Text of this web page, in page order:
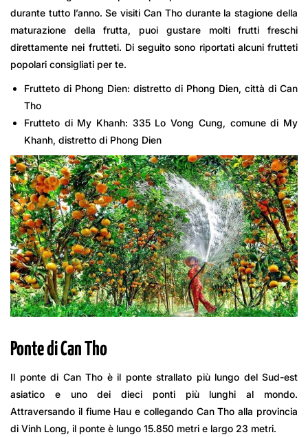
durante tutto l’anno. Se visiti Can Tho durante la stagione della
maturazione della frutta, puoi gustare molti frutti freschi
direttamente nei frutteti. Di seguito sono riportati alcuni frutteti
popolari consigliati per te.
Frutteto di Phong Dien: distretto di Phong Dien, città di Can
Tho
Frutteto di My Khanh: 335 Lo Vong Cung, comune di My
Khanh, distretto di Phong Dien
Ponte di Can Tho
Il ponte di Can Tho è il ponte strallato più lungo del Sud-est
asiatico e uno dei dieci ponti più lunghi al mondo.
Attraversando il fiume Hau e collegando Can Tho alla provincia
di Vinh Long, il ponte è lungo 15.850 metri e largo 23 metri.